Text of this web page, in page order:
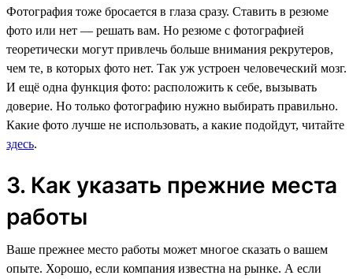
Фотография тоже бросается в глаза сразу. Ставить в резюме
фото или нет — решать вам. Но резюме с фотографией
теоретически могут привлечь больше внимания рекрутеров,
чем те, в которых фото нет. Так уж устроен человеческий мозг.
И ещё одна функция фото: расположить к себе, вызывать
доверие. Но только фотографию нужно выбирать правильно.
Какие фото лучше не использовать, а какие подойдут, читайте
здесь.
3. Как указать прежние места
работы
Ваше прежнее место работы может многое сказать о вашем
опыте. Хорошо, если компания известна на рынке. А если